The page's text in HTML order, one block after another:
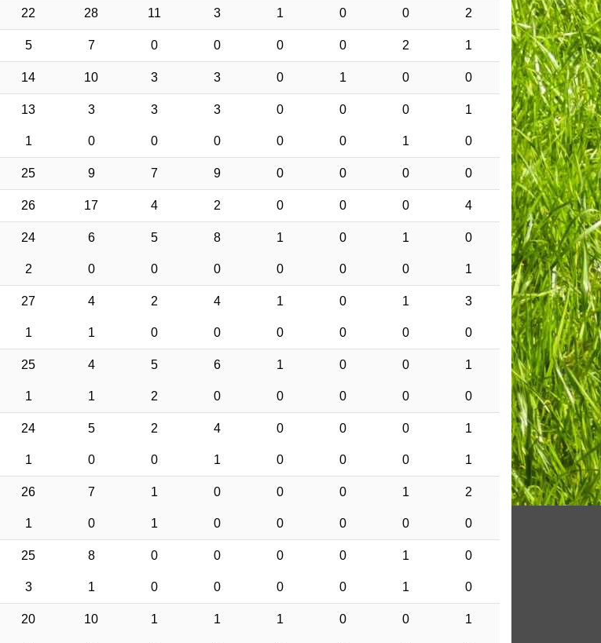
22 28 11 3 1 0 0 2
5 7 0 0 0 0 2 1
14 10 3 3 0 1 0 0
13 3 3 3 0 0 0 1
1 0 0 0 0 0 1 0
25 9 7 9 0 0 0 0
26 17 4 2 0 0 0 4
24 6 5 8 1 0 1 0
2 0 0 0 0 0 0 1
27 4 2 4 1 0 1 3
1 1 0 0 0 0 0 0
25 4 5 6 1 0 0 1
1 1 2 0 0 0 0 0
24 5 2 4 0 0 0 1
1 0 0 1 0 0 0 1
26 7 1 0 0 0 1 2
1 0 1 0 0 0 0 0
25 8 0 0 0 0 1 0
3 1 0 0 0 0 1 0
20 10 1 1 1 0 0 1